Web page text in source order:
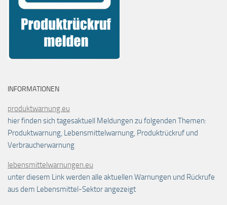
INFORMATIONEN
produktwarnung.eu
hier finden sich tagesaktuell Meldungen zu folgenden Themen:
Produktwarnung, Lebensmittelwarnung, Produktrückruf und
Verbraucherwarnung
lebensmittelwarnungen.eu
unter diesem Link werden alle aktuellen Warnungen und Rückrufe
aus dem Lebensmittel-Sektor angezeigt